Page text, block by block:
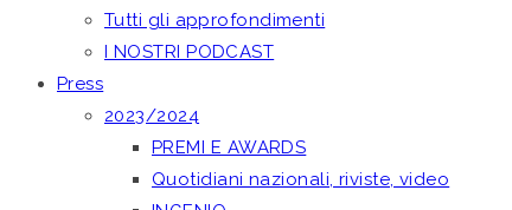
Tutti gli approfondimenti
I NOSTRI PODCAST
Press
2023/2024
PREMI E AWARDS
Quotidiani nazionali, riviste, video